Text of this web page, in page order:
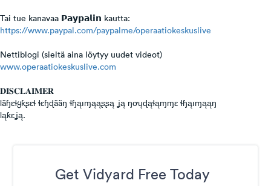
Tai tue kanavaa 𝗣𝗮𝘆𝗽𝗮𝗹𝗶𝗻 kautta:
https://www.paypal.com/paypalme/operaatiokeskuslive
Nettiblogi (sieltä aina löytyy uudet videot)
www.operaatiokeskuslive.com
𝐃𝐈𝐒𝐂𝐋𝐀𝐈𝐌𝐄𝐑
Ɩäɧɛɬყƙʂɛɬ ɬɛɧɖääŋ ɬɧąıɱąąʂʂą ʝą ŋơųɖąɬąɱɱɛ ɬɧąıɱąąŋ
Ɩąƙɛʝą.
Get Vidyard Free Today